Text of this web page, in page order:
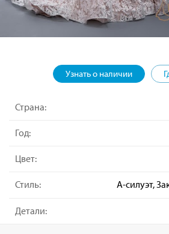
Узнать о наличии
Страна:
Год:
Цвет:
Стиль: А-силуэт,
Детали: